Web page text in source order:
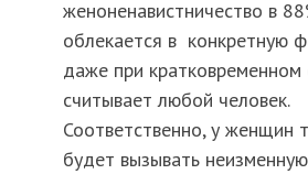
женоненавистничество в
облекается в конкретную
даже при
считывает любой человек.
Соответственно, у женщин
будет вызывать неизменную